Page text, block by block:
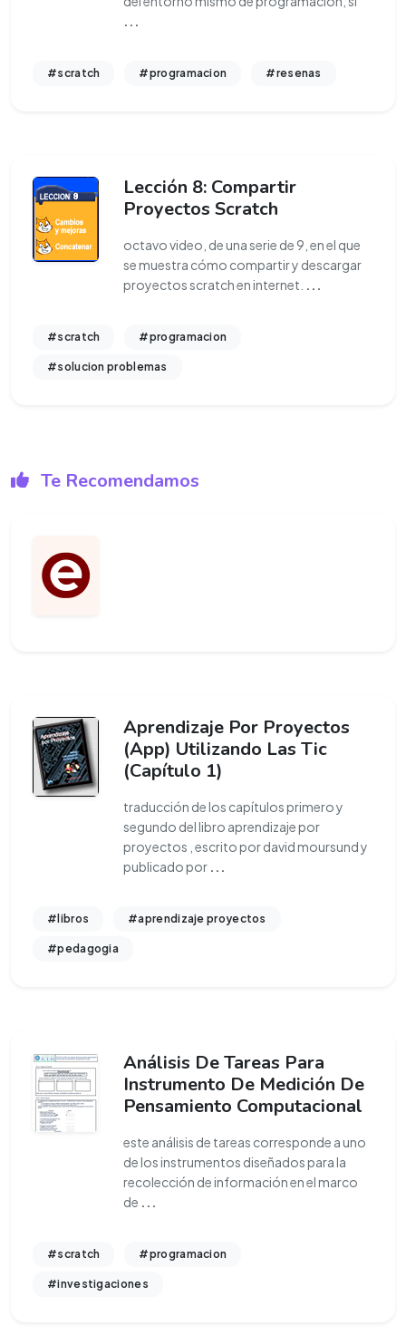
...
#scratch #programacion #resenas
Lección 8: Compartir
Proyectos Scratch
octavo video, de una serie de 9, en el que
se muestra cómo compartir y descargar
proyectos scratch en internet. ...
#scratch #programacion
#solucion problemas
Te Recomendamos
Aprendizaje Por Proyectos
(App) Utilizando Las Tic
(Capítulo 1)
traducción de los capítulos primero y
segundo del libro aprendizaje por
proyectos , escrito por david moursund y
publicado por ...
#libros #aprendizaje proyectos
#pedagogia
Análisis De Tareas Para
Instrumento De Medición De
Pensamiento Computacional
este análisis de tareas corresponde a uno
de los instrumentos diseñados para la
recolección de información en el marco
de ...
#scratch #programacion
#investigaciones